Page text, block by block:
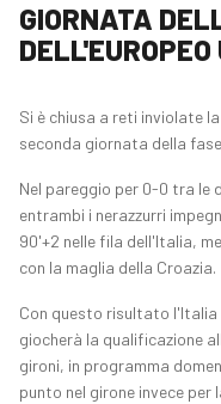
GIORNATA
Si è chiusa a reti inviolate
seconda giornata della
Nel pareggio per 0-0 tra le
entrambi i nerazzurri
90'+2 nelle fila dell'Italia,
con la maglia della Croazia.
Con questo risultato l'Italia
giocherà la qualificazione
gironi, in programma
punto nel girone invece per